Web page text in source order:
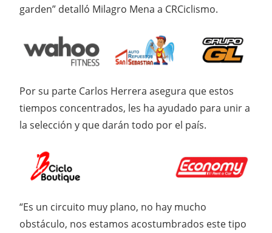
garden” detalló Milagro Mena a CRCiclismo.
Por su parte Carlos Herrera asegura que estos
tiempos concentrados, les ha ayudado para unir a
la selección y que darán todo por el país.
“Es un circuito muy plano, no hay mucho
obstáculo, nos estamos acostumbrados este tipo